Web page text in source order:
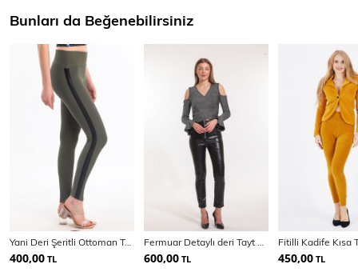
Bunları da Beğenebilirsiniz
Yani Deri Şeritli Ottoman Tayt_Tyt32302
400,00 TL 600,00 TL 450,00 TL